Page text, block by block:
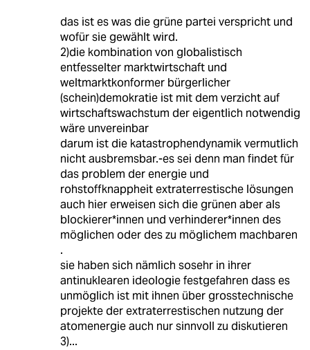
das ist es was die grüne partei verspricht und
wofür sie gewählt wird.
2)die kombination von globalistisch
entfesselter marktwirtschaft und
weltmarktkonformer bürgerlicher
(schein)demokratie ist mit dem verzicht auf
wirtschaftswachstum der eigentlich notwendig
wäre unvereinbar
darum ist die katastrophendynamik vermutlich
nicht ausbremsbar.-es sei denn man findet für
das problem der energie und
rohstoffknappheit extraterrestische lösungen
auch hier erweisen sich die grünen aber als
blockierer*innen und verhinderer*innen des
möglichen oder des zu möglichem machbaren
.
sie haben sich nämlich sosehr in ihrer
antinuklearen ideologie festgefahren dass es
unmöglich ist mit ihnen über grosstechnische
projekte der extraterrestischen nutzung der
atomenergie auch nur sinnvoll zu diskutieren
3)...